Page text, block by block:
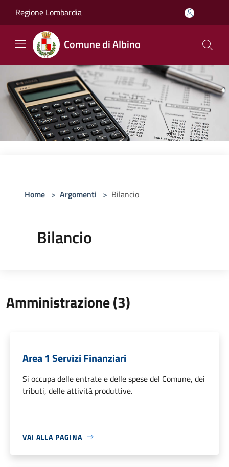
Regione Lombardia
Comune di Albino
Home > Argomenti > Bilancio
Bilancio
Amministrazione (3)
Area 1 Servizi Finanziari
Si occupa delle entrate e delle spese del Comune, dei
tributi, delle attività produttive.
VAI ALLA PAGINA